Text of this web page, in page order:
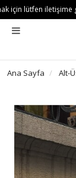
için lütfen iletişime
Ana Sayfa Alt-